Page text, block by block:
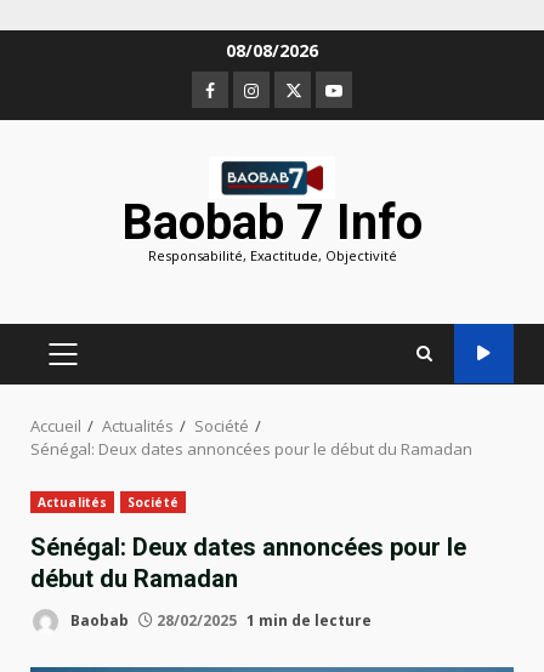
08/08/2026
Facebook
Instagram
TwitterYoutube
Baobab 7 Info
Responsabilité, Exactitude, Objectivité
MENU
PRINCIPAL
Accueil Actualités
Société
Sénégal: Deux dates annoncées pour le début du Ramadan
Actualités Société
Sénégal: Deux dates annoncées pour le
début du Ramadan
Baobab 28/02/2025 1 min de lecture